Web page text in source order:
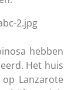
hebben
Het huis
Lanzarote